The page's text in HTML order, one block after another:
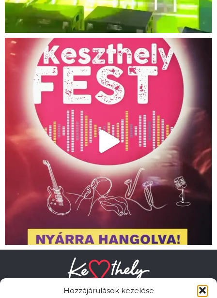
Hozzájárulások kezelése